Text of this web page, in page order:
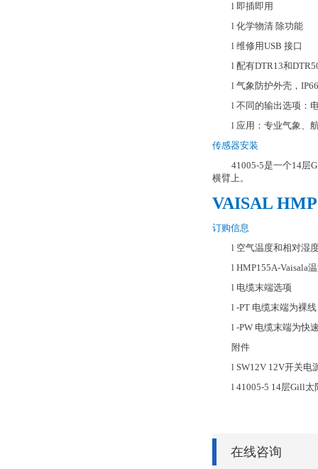
l 即插即用
l 化学物清 除功能
l 维修用USB 接口
l 配有DTR13和
l 气象防护外壳，
l 不同的输出选项：
l 应用：专业气象、
传感器安装
41005-5是一个14层
横臂上。
VAISAL
订购信息
l 空气温度和相对湿
l HMP155A-Vaisala
l 电缆末端选项
l -PT 电缆末端为裸
l -PW 电缆末端为快
附件
l SW12V 12V开关电
l 41005-5 14层Gill太
在线咨询